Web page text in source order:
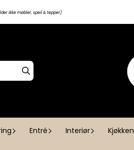
ikke møbler, speil & tepper)
Entré Interiør Kjøkken